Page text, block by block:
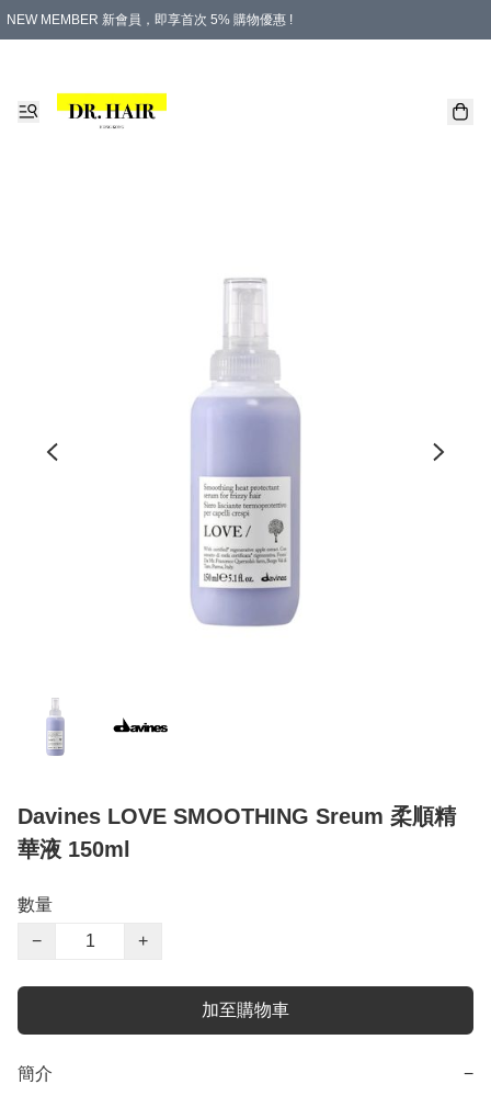
NEW MEMBER 新會員，即享首次 5% 購物優惠 !
Davines LOVE SMOOTHING Sreum 柔順精
華液 150ml
數量
−
+
加至購物車
簡介 −